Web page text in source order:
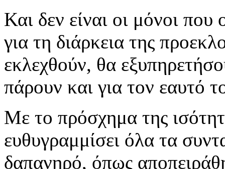
Και δεν είναι οι μόνοι
για τη διάρκεια της
εκλεχθούν, θα
πάρουν και για τον εαυτό
Με το πρόσχημα της
ευθυγραμμίσει όλα τα
δαπανηρό, όπως